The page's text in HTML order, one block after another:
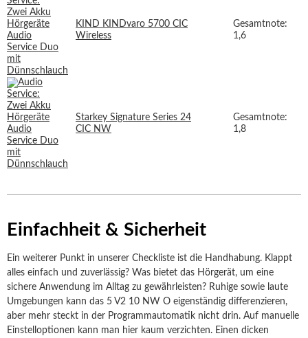
KIND KINDvaro 5700 CIC
Wireless
Gesamtnote:
1,6
Starkey Signature Series 24
CIC NW
Gesamtnote:
1,8
Einfachheit & Sicherheit
Ein weiterer Punkt in unserer Checkliste ist die Handhabung. Klappt
alles einfach und zuverlässig? Was bietet das Hörgerät, um eine
sichere Anwendung im Alltag zu gewährleisten? Ruhige sowie laute
Umgebungen kann das 5 V2 10 NW O eigenständig differenzieren,
aber mehr steckt in der Programmautomatik nicht drin. Auf manuelle
Einstelloptionen kann man hier kaum verzichten. Einen dicken